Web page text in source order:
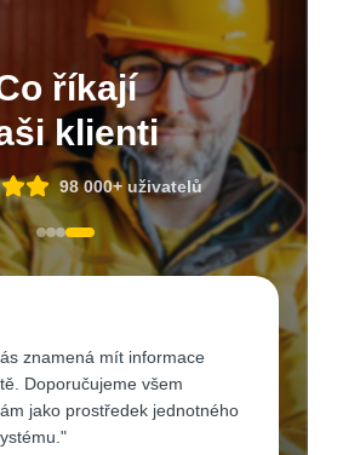
říkají
klienti
98 000+ uživatelů
vyřešili problém
zaměstnanců. Oceňuji
Stavební deník
"